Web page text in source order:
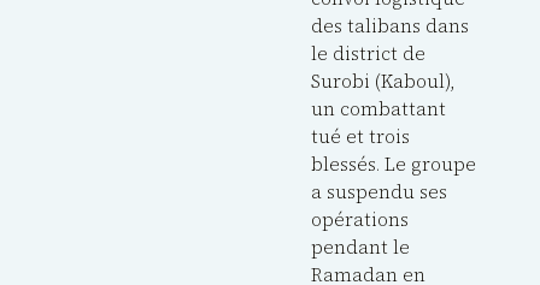
des talibans dans
le district de
Surobi (Kaboul),
un combattant
tué et trois
blessés. Le groupe
a suspendu ses
opérations
pendant le
Ramadan en